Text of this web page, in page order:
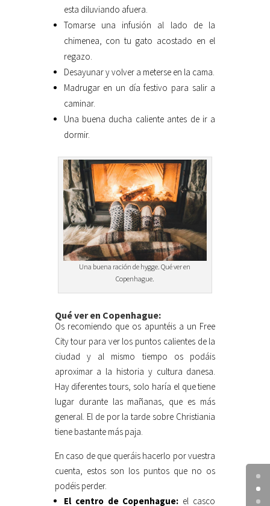
esta diluviando afuera.
Tomarse una infusión al lado de la
chimenea, con tu gato acostado en el
regazo.
Desayunar y volver a meterse en la cama.
Madrugar en un día festivo para salir a
caminar.
Una buena ducha caliente antes de ir a
dormir.
Una buena ración de hygge. Qué ver en
Copenhague.
Qué ver en Copenhague:
Os recomiendo que os apuntéis a un Free
City tour para ver los puntos calientes de la
ciudad y al mismo tiempo os podáis
aproximar a la historia y cultura danesa.
Hay diferentes tours, solo haría el que tiene
lugar durante las mañanas, que es más
general. El de por la tarde sobre Christiania
tiene bastante más paja.
En caso de que queráis hacerlo por vuestra
cuenta, estos son los puntos que no os
podéis perder.
El centro de Copenhague: el casco